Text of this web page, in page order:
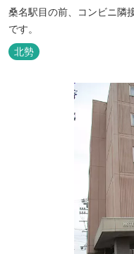
桑名駅目の前、コンビニ隣
です。
北勢